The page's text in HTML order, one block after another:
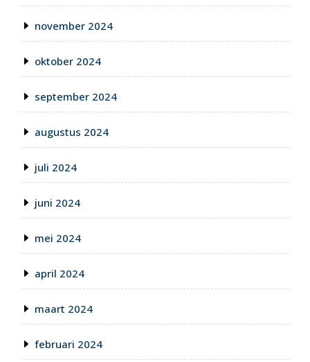
november 2024
oktober 2024
september 2024
augustus 2024
juli 2024
juni 2024
mei 2024
april 2024
maart 2024
februari 2024